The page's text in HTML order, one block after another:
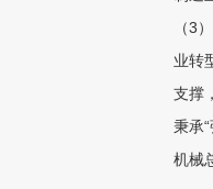
（3
业转
支撑
秉承
机械